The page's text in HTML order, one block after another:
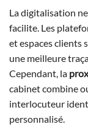
La digitalisation
facilite. Les
et espaces clients
une meilleure
Cependant, la
cabinet combine
interlocuteur
personnalisé.